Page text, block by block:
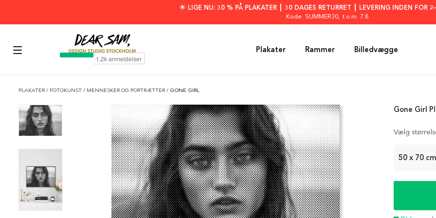
🌟 LIGE NU: 30 % PÅ PLAKATER ┃ 30 DAGES RETURRET ┃ LEVERING INDEN FOR
Kode: SUMMER30, t.o.m. 7.8
Plakater Rammer Billedvægge
PLAKATER / FOTOKUNST / MENNESKER OG PORTRÆTTER / GONE GIRL
Vælg
50 x 70 cm
Gone Girl